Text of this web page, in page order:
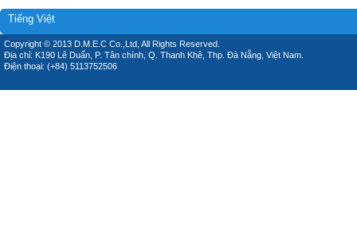
Tiếng Việt
Copyright © 2013 D.M.E.C Co.,Ltd, All Rights Reserved.
Địa chỉ: K190 Lê Duẩn, P. Tân chính, Q. Thanh Khê, Thp. Đà Nẵng, Việt Nam.
Điện thoại: (+84) 5113752506